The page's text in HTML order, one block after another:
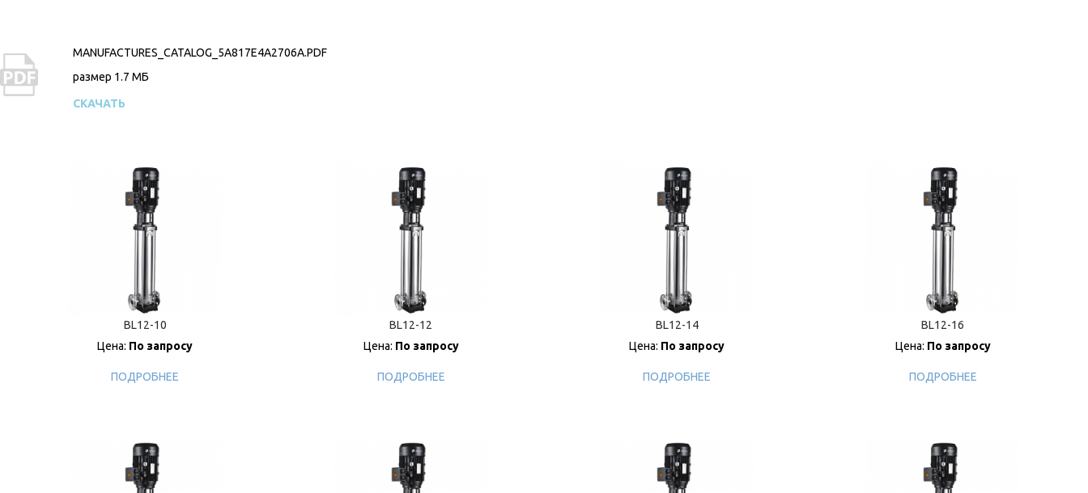
MANUFACTURES_CATALOG_5A817E4A2706A.PDF
размер 1.7 MБ
СКАЧАТЬ
BL12-10
Цена: По запросу
ПОДРОБНЕЕ
BL12-12
Цена: По запросу
ПОДРОБНЕЕ
BL12-14
Цена: По запросу
ПОДРОБНЕЕ
BL12-16
Цена: По запросу
ПОДРОБНЕЕ